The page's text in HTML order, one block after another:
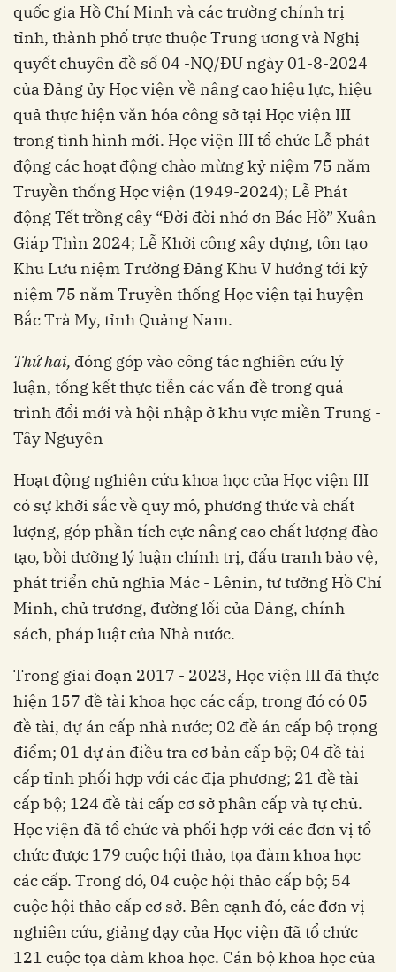
quốc gia Hồ Chí Minh và các trường chính trị
tỉnh, thành phố trực thuộc Trung ương và Nghị
quyết chuyên đề số 04 -NQ/ĐU ngày 01-8-2024
của Đảng ủy Học viện về nâng cao hiệu lực, hiệu
quả thực hiện văn hóa công sở tại Học viện III
trong tình hình mới. Học viện III tổ chức Lễ phát
động các hoạt động chào mừng kỷ niệm 75 năm
Truyền thống Học viện (1949-2024); Lễ Phát
động Tết trồng cây “Đời đời nhớ ơn Bác Hồ” Xuân
Giáp Thìn 2024; Lễ Khởi công xây dựng, tôn tạo
Khu Lưu niệm Trường Đảng Khu V hướng tới kỷ
niệm 75 năm Truyền thống Học viện tại huyện
Bắc Trà My, tỉnh Quảng Nam.
Thứ hai, đóng góp vào công tác nghiên cứu lý
luận, tổng kết thực tiễn các vấn đề trong quá
trình đổi mới và hội nhập ở khu vực miền Trung -
Tây Nguyên
Hoạt động nghiên cứu khoa học của Học viện III
có sự khởi sắc về quy mô, phương thức và chất
lượng, góp phần tích cực nâng cao chất lượng đào
tạo, bồi dưỡng lý luận chính trị, đấu tranh bảo vệ,
phát triển chủ nghĩa Mác - Lênin, tư tưởng Hồ Chí
Minh, chủ trương, đường lối của Đảng, chính
sách, pháp luật của Nhà nước.
Trong giai đoạn 2017 - 2023, Học viện III đã thực
hiện 157 đề tài khoa học các cấp, trong đó có 05
đề tài, dự án cấp nhà nước; 02 đề án cấp bộ trọng
điểm; 01 dự án điều tra cơ bản cấp bộ; 04 đề tài
cấp tỉnh phối hợp với các địa phương; 21 đề tài
cấp bộ; 124 đề tài cấp cơ sở phân cấp và tự chủ.
Học viện đã tổ chức và phối hợp với các đơn vị tổ
chức được 179 cuộc hội thảo, tọa đàm khoa học
các cấp. Trong đó, 04 cuộc hội thảo cấp bộ; 54
cuộc hội thảo cấp cơ sở. Bên cạnh đó, các đơn vị
nghiên cứu, giảng dạy của Học viện đã tổ chức
121 cuộc tọa đàm khoa học. Cán bộ khoa học của